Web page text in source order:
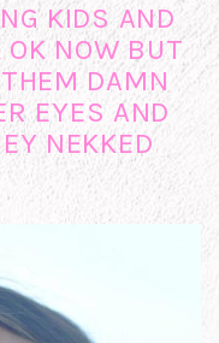
KIDS AND
OK NOW BUT
DAMN
EYES AND
NEKKED